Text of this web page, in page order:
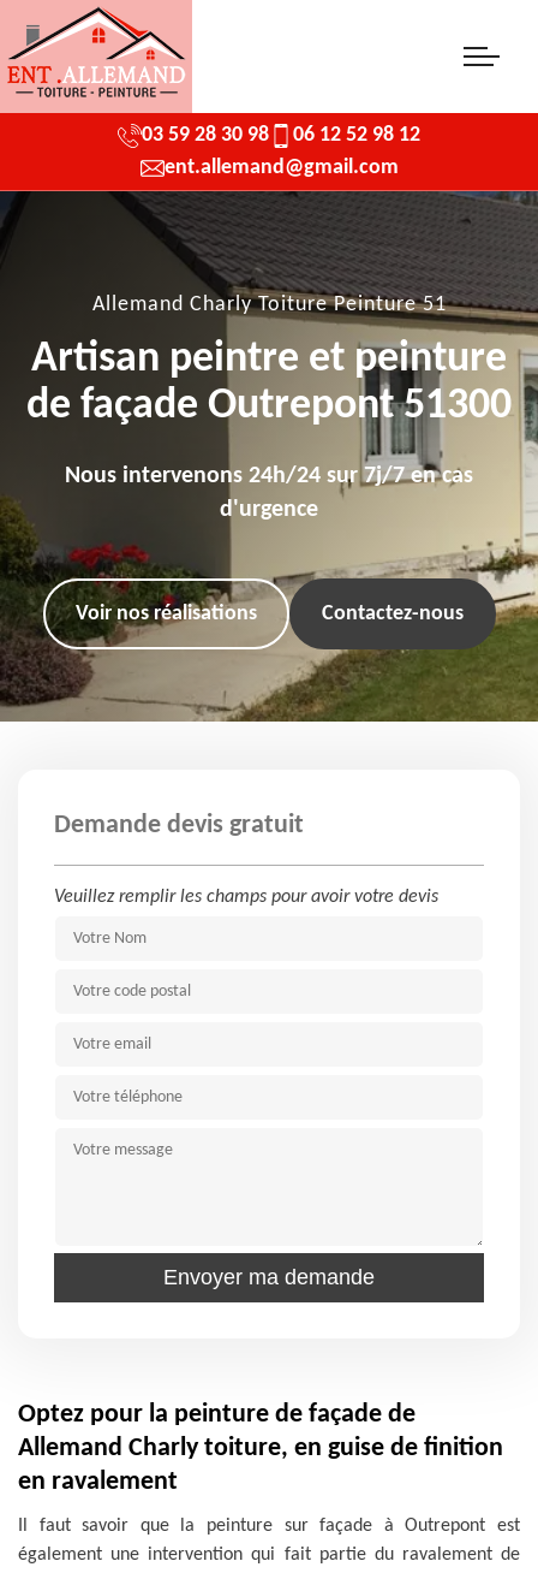
03 59 28 30 98
06 12 52 98 12
ent.allemand@gmail.com
Allemand Charly Toiture Peinture 51
Artisan peintre et peinture
de façade Outrepont 51300
Nous intervenons 24h/24 sur 7j/7 en cas
d'urgence
Voir nos réalisations Contactez-nous
Demande devis gratuit
Veuillez remplir les champs pour avoir votre devis
Optez pour la peinture de façade de
Allemand Charly toiture, en guise de finition
en ravalement
Il faut savoir que la peinture sur façade à Outrepont est
également une intervention qui fait partie du ravalement de